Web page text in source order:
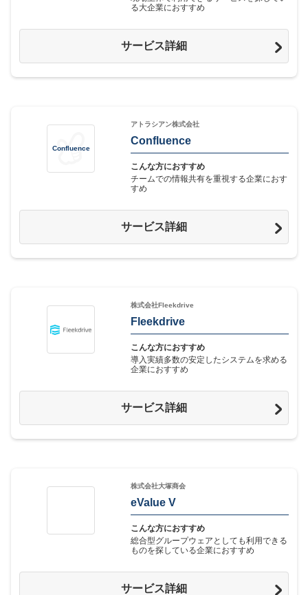
る大企業におすすめ
サービス詳細
Confluence
アトラシアン株式会社
Confluence
こんな方におすすめ
チームでの情報共有を重視する企業におす
すめ
サービス詳細
株式会社Fleekdrive
Fleekdrive
こんな方におすすめ
導入実績多数の安定したシステムを求める
企業におすすめ
サービス詳細
株式会社大塚商会
eValue V
こんな方におすすめ
総合型グループウェアとしても利用できる
ものを探している企業におすすめ
サービス詳細